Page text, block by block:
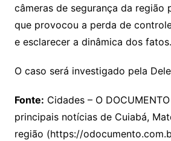
câmeras de segurança da região
que provocou a perda de
e esclarecer a dinâmica dos fatos.
O caso será investigado pela
Fonte: Cidades – O
principais notícias de Cuiabá,
região (https://